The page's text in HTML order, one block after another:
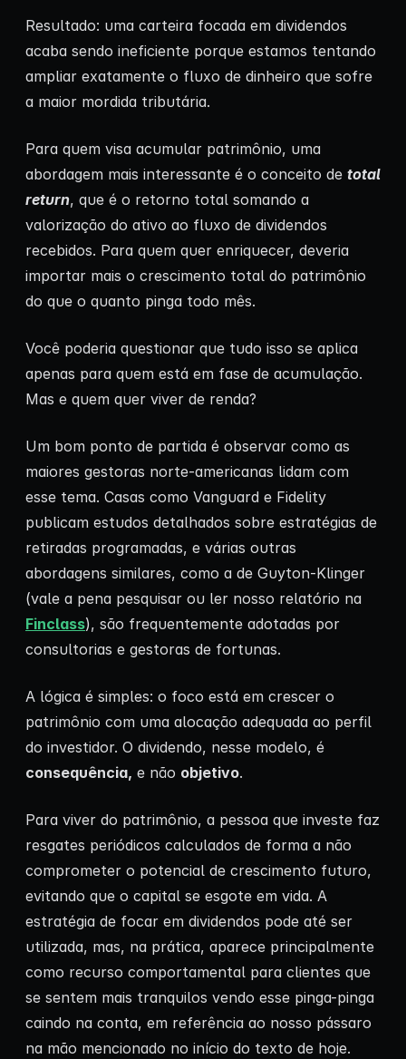
Resultado: uma carteira focada em dividendos
acaba sendo ineficiente porque estamos tentando
ampliar exatamente o fluxo de dinheiro que sofre
a maior mordida tributária.
Para quem visa acumular patrimônio, uma
abordagem mais interessante é o conceito de total
return, que é o retorno total somando a
valorização do ativo ao fluxo de dividendos
recebidos. Para quem quer enriquecer, deveria
importar mais o crescimento total do patrimônio
do que o quanto pinga todo mês.
Você poderia questionar que tudo isso se aplica
apenas para quem está em fase de acumulação.
Mas e quem quer viver de renda?
Um bom ponto de partida é observar como as
maiores gestoras norte-americanas lidam com
esse tema. Casas como Vanguard e Fidelity
publicam estudos detalhados sobre estratégias de
retiradas programadas, e várias outras
abordagens similares, como a de Guyton-Klinger
(vale a pena pesquisar ou ler nosso relatório na
Finclass), são frequentemente adotadas por
consultorias e gestoras de fortunas.
A lógica é simples: o foco está em crescer o
patrimônio com uma alocação adequada ao perfil
do investidor. O dividendo, nesse modelo, é
consequência, e não objetivo.
Para viver do patrimônio, a pessoa que investe faz
resgates periódicos calculados de forma a não
comprometer o potencial de crescimento futuro,
evitando que o capital se esgote em vida. A
estratégia de focar em dividendos pode até ser
utilizada, mas, na prática, aparece principalmente
como recurso comportamental para clientes que
se sentem mais tranquilos vendo esse pinga-pinga
caindo na conta, em referência ao nosso pássaro
na mão mencionado no início do texto de hoje.